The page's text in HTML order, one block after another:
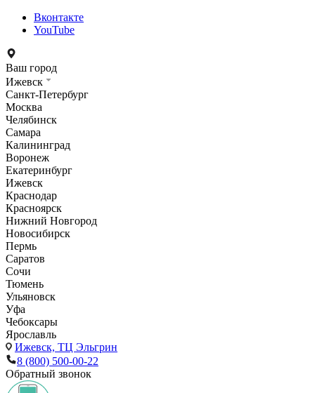
Вконтакте
YouTube
Ваш город
Ижевск
Санкт-Петербург
Москва
Челябинск
Самара
Калининград
Воронеж
Екатеринбург
Ижевск
Краснодар
Красноярск
Нижний Новгород
Новосибирск
Пермь
Саратов
Сочи
Тюмень
Ульяновск
Уфа
Чебоксары
Ярославль
Ижевск, ТЦ Эльгрин
8 (800) 500-00-22
Обратный звонок